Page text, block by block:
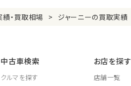
・買取相場 ジャーニーの買取実績
中古車検索
クルマを探す
お店を探す
店舗一覧